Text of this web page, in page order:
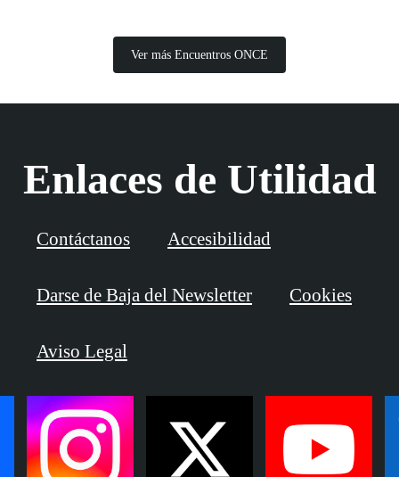
Ver más Encuentros ONCE
Enlaces de Utilidad
Contáctanos Accesibilidad
Darse de Baja del Newsletter Cookies
Aviso Legal